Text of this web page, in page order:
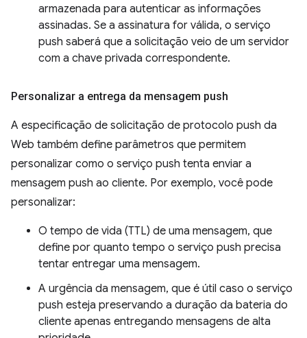
armazenada para autenticar as informações
assinadas. Se a assinatura for válida, o serviço
push saberá que a solicitação veio de um servidor
com a chave privada correspondente.
Personalizar a entrega da mensagem push
A especificação de solicitação de protocolo push da
Web também define parâmetros que permitem
personalizar como o serviço push tenta enviar a
mensagem push ao cliente. Por exemplo, você pode
personalizar:
O tempo de vida (TTL) de uma mensagem, que
define por quanto tempo o serviço push precisa
tentar entregar uma mensagem.
A urgência da mensagem, que é útil caso o serviço
push esteja preservando a duração da bateria do
cliente apenas entregando mensagens de alta